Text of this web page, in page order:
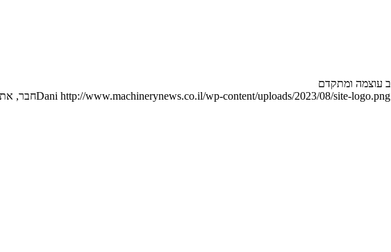
Dani http://www.machinerynews.co.il/wp-content/uploads/2023/08/site-logo.png
חבר,